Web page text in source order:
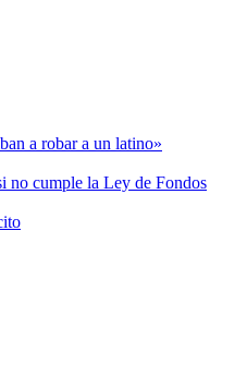
a robar a un latino»
no cumple la Ley de Fondos